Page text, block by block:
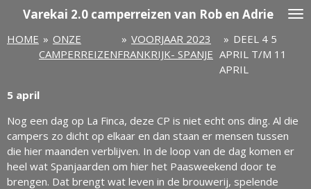
naar
Varekai 2.0 camperreizen van Rob en Adrie
HOME » ONZE
CAMPERREIZEN
» VOORJAAR 2023
FRANKRIJK- SPANJE
» DEEL 4 5
APRIL T/M 11
APRIL
5 april
Nog een dag op La Finca, deze CP is niet echt ons ding. Al die
campers zo dicht op elkaar en dan staan er mensen tussen
die hier maanden verblijven. In de loop van de dag komen er
heel wat Spanjaarden om hier het Paasweekend door te
brengen. Dat brengt wat leven in de brouwerij, spelende